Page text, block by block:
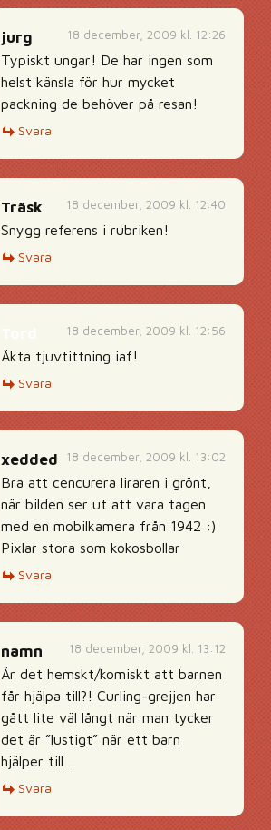
18 december, 2009 kl. 12:26
jurg
Typiskt ungar! De har ingen som
helst känsla för hur mycket
packning de behöver på resan!
Svara
18 december, 2009 kl. 12:40
Träsk
Snygg referens i rubriken!
Svara
18 december, 2009 kl. 12:56
Äkta tjuvtittning iaf!
Svara
18 december, 2009 kl. 13:02
xedded
Bra att cencurera liraren i grönt,
när bilden ser ut att vara tagen
med en mobilkamera från 1942 :)
Pixlar stora som kokosbollar
Svara
18 december, 2009 kl. 13:12
namn
Är det hemskt/komiskt att barnen
får hjälpa till?! Curling-grejjen har
gått lite väl långt när man tycker
det är ”lustigt” när ett barn
hjälper till…
Svara